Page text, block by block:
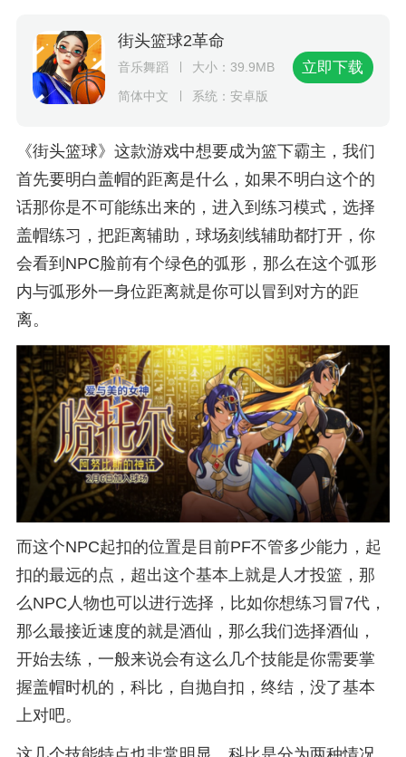
街头篮球2革命
音乐舞蹈
大小：39.9MB
简体中文
系统：安卓版
立即下载
《街头篮球》这款游戏中想要成为篮下霸主，我们
首先要明白盖帽的距离是什么，如果不明白这个的
话那你是不可能练出来的，进入到练习模式，选择
盖帽练习，把距离辅助，球场刻线辅助都打开，你
会看到NPC脸前有个绿色的弧形，那么在这个弧形
内与弧形外一身位距离就是你可以冒到对方的距
离。
而这个NPC起扣的位置是目前PF不管多少能力，起
扣的最远的点，超出这个基本上就是人才投篮，那
么NPC人物也可以进行选择，比如你想练习冒7代，
那么最接近速度的就是酒仙，那么我们选择酒仙，
开始去练，一般来说会有这么几个技能是你需要掌
握盖帽时机的，科比，自抛自扣，终结，没了基本
上对吧。